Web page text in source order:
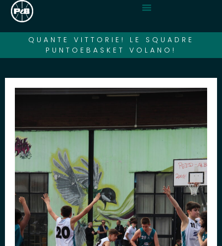
QUANTE VITTORIE! LE SQUADRE
PUNTOEBASKET VOLANO!